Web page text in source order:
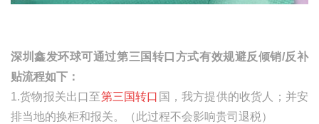
深圳鑫发环球可通过第三国转口方式有效规避反倾销/反补
贴流程如下：
1.货物报关出口至第三国转口 国，我方提供的收货人；并安
排当地的换柜和报关。（此过程不会影响贵司退税）